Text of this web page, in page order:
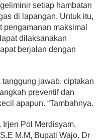
setiap hambatan
di lapangan. Untuk itu,
maksimal
dilaksanakan
berjalan dengan
jawab, ciptakan
preventif dan
apapun. “Tambahnya.
Pol Merdisyam,
M.M, Bupati Wajo. Dr